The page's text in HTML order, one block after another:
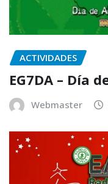
ACTIVIDADES
EG7DA – Día
Webmaster